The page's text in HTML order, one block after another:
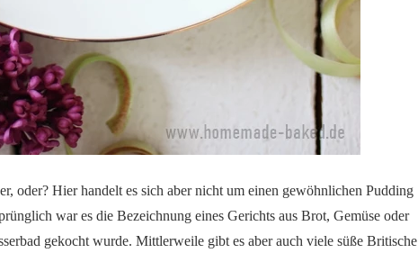
oder? Hier handelt es sich aber nicht um einen gewöhnlichen Pudding
war es die Bezeichnung eines Gerichts aus Brot, Gemüse oder
gekocht wurde. Mittlerweile gibt es aber auch viele süße Britische